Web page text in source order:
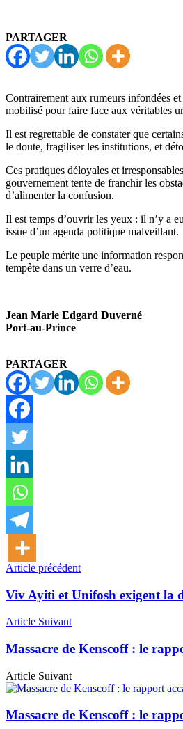
PARTAGER
Contrairement aux rumeurs infondées
mobilisé pour faire face aux véritables
Il est regrettable de constater que
le doute, fragiliser les institutions, et
Ces pratiques déloyales et
gouvernement tente de franchir les
d’alimenter la confusion.
Il est temps d’ouvrir les yeux : il n’y a
issue d’un agenda politique malveillant.
Le peuple mérite une information
tempête dans un verre d’eau.
Jean Marie Edgard Duverné
Port-au-Prince
PARTAGER
Article précédent
Viv Ayiti et Unifosh exigent la
Article Suivant
Massacre de Kenscoff : le
Article Suivant
Massacre de Kenscoff : le